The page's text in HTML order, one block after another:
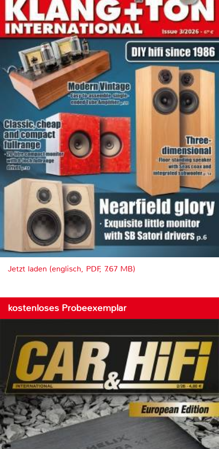
Jetzt laden (englisch, PDF, 7.67 MB)
kostenloses Probeexemplar